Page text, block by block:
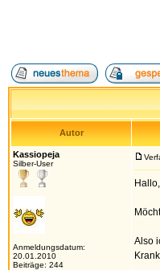
Autor
Kassiopeja
Silber-User
Anmeldungsdatum:
20.01.2010
Beiträge: 244
Also